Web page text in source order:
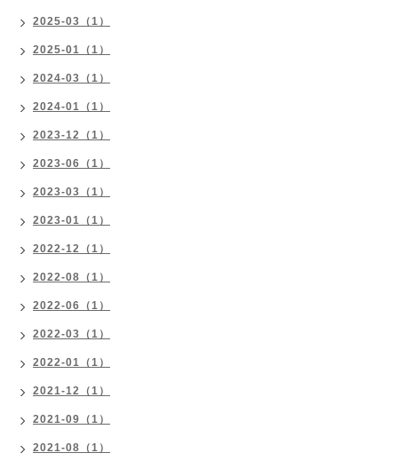
2025-03（1）
2025-01（1）
2024-03（1）
2024-01（1）
2023-12（1）
2023-06（1）
2023-03（1）
2023-01（1）
2022-12（1）
2022-08（1）
2022-06（1）
2022-03（1）
2022-01（1）
2021-12（1）
2021-09（1）
2021-08（1）